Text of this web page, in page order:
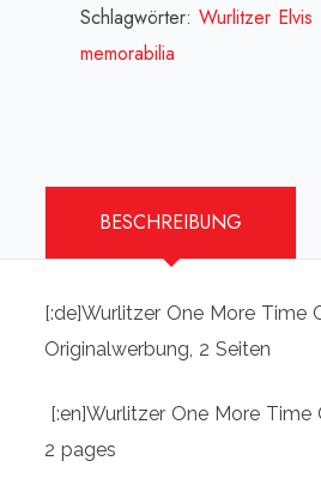
Mini-
Bubbler
-
original
Flyer
Schlagwörter:Wurlitzer Elvis
memorabilia
BESCHREIBUNG
[:de]Wurlitzer One More Time
Originalwerbung, 2 Seiten
[:en]Wurlitzer One More Time
2 pages